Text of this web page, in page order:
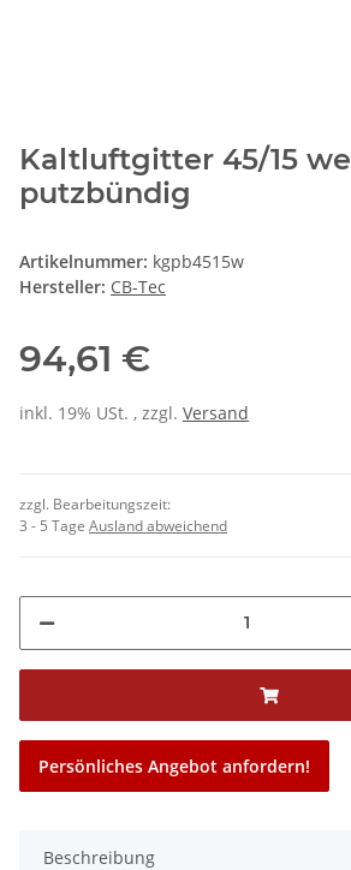
Kaltluftgitter 45/15
putzbündig
Artikelnummer: kgpb4515w
Hersteller: CB-Tec
94,61 €
inkl. 19% USt. , zzgl. Versand
zzgl. Bearbeitungszeit:
3 - 5 Tage Ausland abweichend
Persönliches Angebot anfordern!
Beschreibung